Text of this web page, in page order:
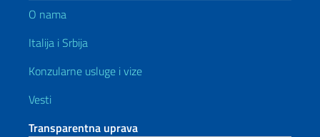
O nama
Italija i Srbija
Konzularne usluge i vize
Vesti
Transparentna uprava